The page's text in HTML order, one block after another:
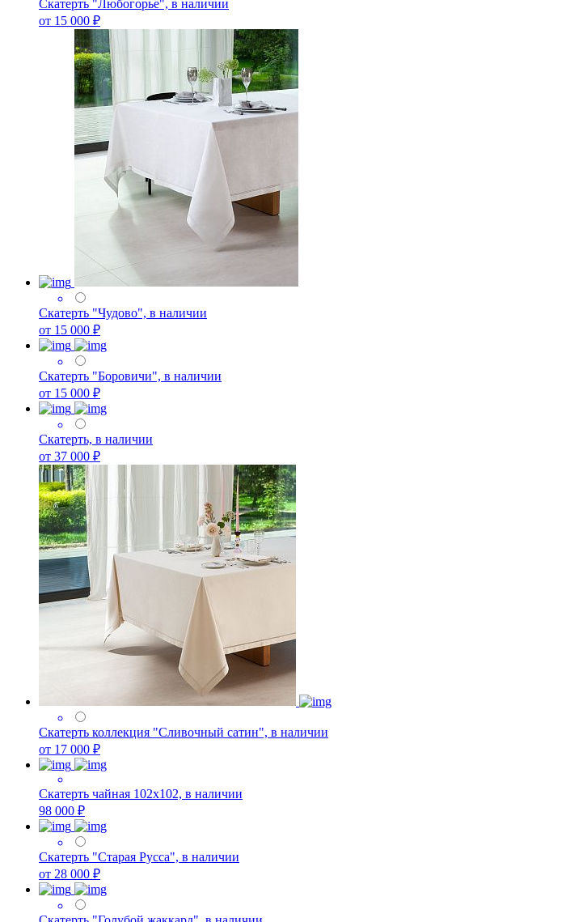
Скатерть "Любогорье", в наличии
от 15 000 ₽
Скатерть "Чудово", в наличии
от 15 000 ₽
Скатерть "Боровичи", в наличии
от 15 000 ₽
Скатерть, в наличии
от 37 000 ₽
Скатерть коллекция "Сливочный сатин", в наличии
от 17 000 ₽
Скатерть чайная 102х102, в наличии
98 000 ₽
Скатерть "Старая Русса", в наличии
от 28 000 ₽